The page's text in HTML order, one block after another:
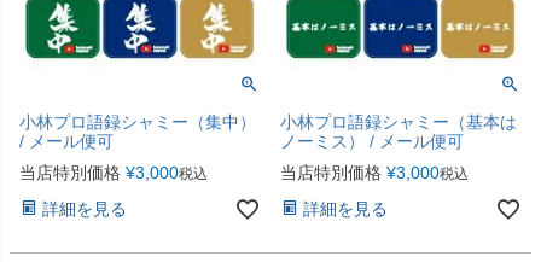
小林プロ語録シャミー（集中）
/ メール便可
当店特別価格 ¥3,000税込
詳細を見る
小林プロ語録シャミー（基本は
ノーミス） / メール便可
当店特別価格 ¥3,000税込
詳細を見る